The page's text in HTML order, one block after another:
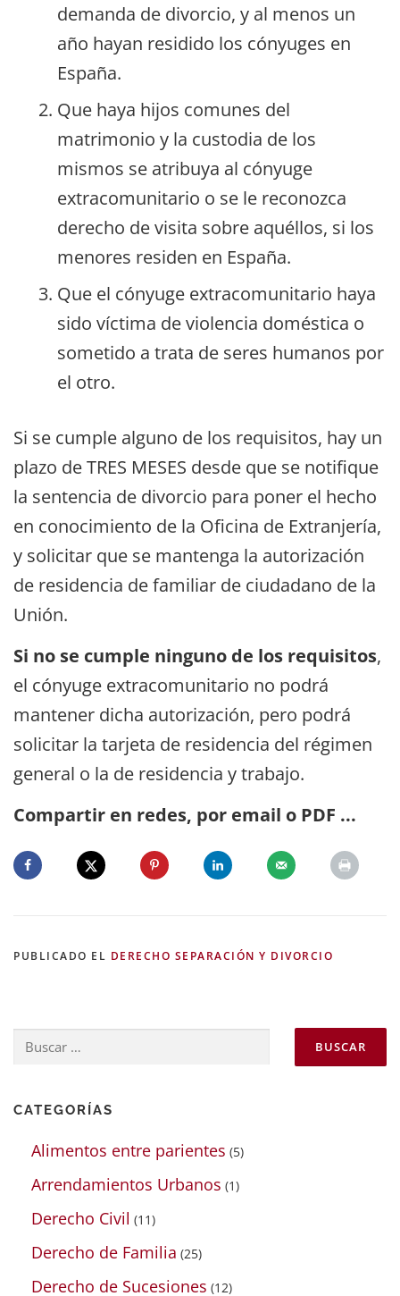
demanda de divorcio, y al menos un
año hayan residido los cónyuges en
España.
Que haya hijos comunes del
matrimonio y la custodia de los
mismos se atribuya al cónyuge
extracomunitario o se le reconozca
derecho de visita sobre aquéllos, si los
menores residen en España.
Que el cónyuge extracomunitario haya
sido víctima de violencia doméstica o
sometido a trata de seres humanos por
el otro.
Si se cumple alguno de los requisitos, hay un
plazo de TRES MESES desde que se notifique
la sentencia de divorcio para poner el hecho
en conocimiento de la Oficina de Extranjería,
y solicitar que se mantenga la autorización
de residencia de familiar de ciudadano de la
Unión.
Si no se cumple ninguno de los requisitos,
el cónyuge extracomunitario no podrá
mantener dicha autorización, pero podrá
solicitar la tarjeta de residencia del régimen
general o la de residencia y trabajo.
Compartir en redes, por email o PDF ...
PUBLICADO EL DERECHO SEPARACIÓN Y DIVORCIO
Buscar:
CATEGORÍAS
Alimentos entre parientes (5)
Arrendamientos Urbanos (1)
Derecho Civil (11)
Derecho de Familia (25)
Derecho de Sucesiones (12)